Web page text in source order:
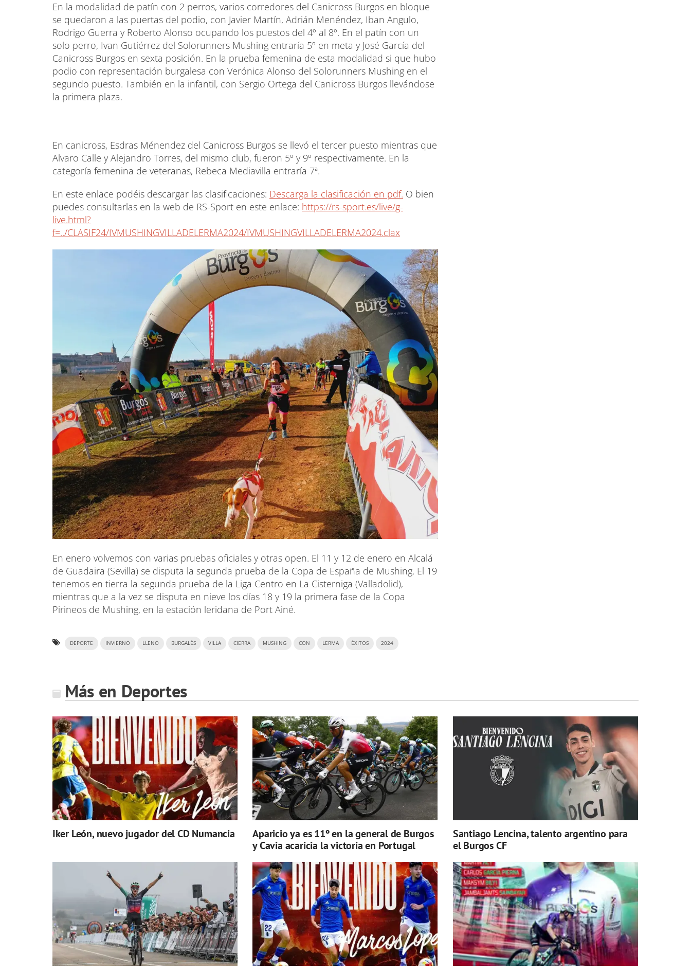
En la modalidad de patín con 2 perros, varios corredores del Canicross Burgos en bloque
se quedaron a las puertas del podio, con Javier Martín, Adrián Menéndez, Iban Angulo,
Rodrigo Guerra y Roberto Alonso ocupando los puestos del 4º al 8º. En el patín con un
solo perro, Ivan Gutiérrez del Solorunners Mushing entraría 5º en meta y José García del
Canicross Burgos en sexta posición. En la prueba femenina de esta modalidad si que hubo
podio con representación burgalesa con Verónica Alonso del Solorunners Mushing en el
segundo puesto. También en la infantil, con Sergio Ortega del Canicross Burgos llevándose
la primera plaza.
En canicross, Esdras Ménendez del Canicross Burgos se llevó el tercer puesto mientras que
Alvaro Calle y Alejandro Torres, del mismo club, fueron 5º y 9º respectivamente. En la
categoría femenina de veteranas, Rebeca Mediavilla entraría 7ª.
En este enlace podéis descargar las clasificaciones: Descarga la clasificación en pdf. O bien
puedes consultarlas en la web de RS-Sport en este enlace: https://rs-sport.es/live/g-
live.html?
f=../CLASIF24/IVMUSHINGVILLADELERMA2024/IVMUSHINGVILLADELERMA2024.clax
En enero volvemos con varias pruebas oficiales y otras open. El 11 y 12 de enero en Alcalá
de Guadaira (Sevilla) se disputa la segunda prueba de la Copa de España de Mushing. El 19
tenemos en tierra la segunda prueba de la Liga Centro en La Cisterniga (Valladolid),
mientras que a la vez se disputa en nieve los días 18 y 19 la primera fase de la Copa
Pirineos de Mushing, en la estación leridana de Port Ainé.
DEPORTE INVIERNO LLENO BURGALÉS VILLA CIERRA MUSHING CON LERMA ÉXITOS 2024
Más en Deportes
Iker León, nuevo jugador del CD Numancia
Aparicio ya es 11º en la general de Burgos
y Cavia acaricia la victoria en Portugal
Santiago Lencina, talento argentino para
el Burgos CF